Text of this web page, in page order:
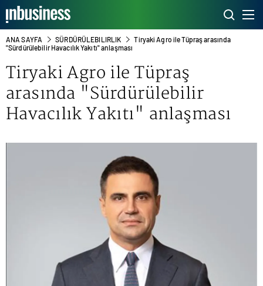
ANA SAYFA SÜRDÜRÜLEBILIRLIK
Tiryaki Agro ile Tüpraş arasında
"Sürdürülebilir Havacılık Yakıtı" anlaşması
Tiryaki Agro ile Tüpraş
arasında "Sürdürülebilir
Havacılık Yakıtı" anlaşması